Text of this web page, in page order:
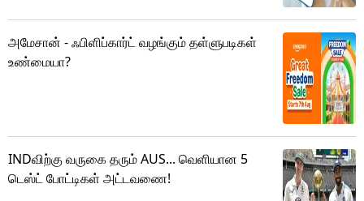
அமேசான் - ஃபிளிப்கார்ட் வழங்கும் தள்ளுபடிகள்
உண்மையா?
INDவிற்கு வருகை தரும் AUS... வெளியான 5
டெஸ்ட் போட்டிகள் அட்டவணை!